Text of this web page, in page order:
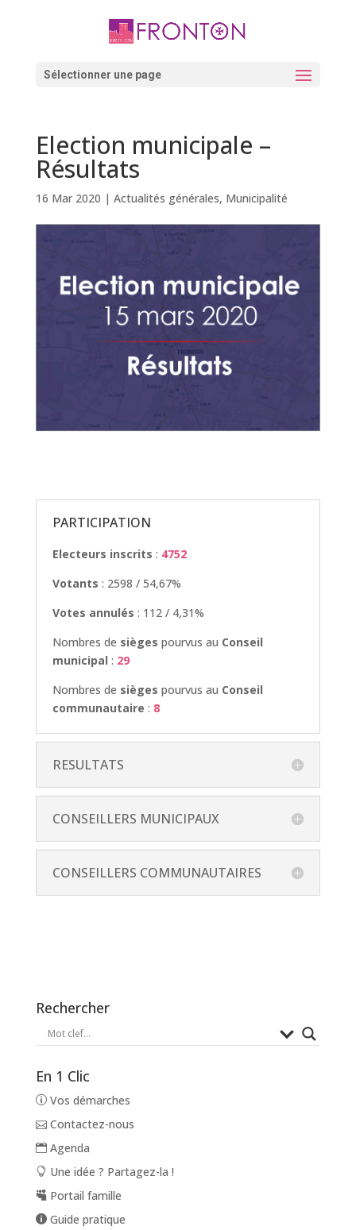
Sélectionner une page
Election municipale –
Résultats
16 Mar 2020 | Actualités générales, Municipalité
PARTICIPATION
Electeurs inscrits : 4752
Votants : 2598 / 54,67%
Votes annulés : 112 / 4,31%
Nombres de sièges pourvus au Conseil
municipal : 29
Nombres de sièges pourvus au Conseil
communautaire : 8
RESULTATS
CONSEILLERS MUNICIPAUX
CONSEILLERS COMMUNAUTAIRES
Rechercher
En 1 Clic
Vos démarches
Contactez-nous
Agenda
Une idée ? Partagez-la !
Portail famille
Guide pratique